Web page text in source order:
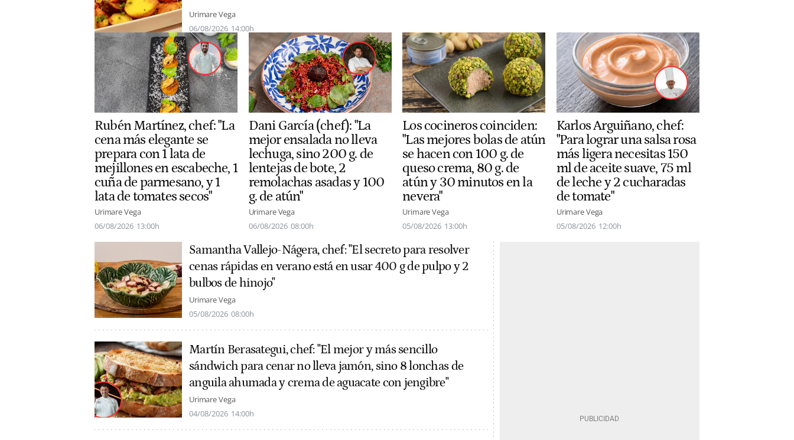
Urimare Vega
06/08/2026 14:00h
Rubén Martínez, chef: "La
cena más elegante se
prepara con 1 lata de
mejillones en escabeche, 1
cuña de parmesano, y 1
lata de tomates secos"
Urimare Vega
06/08/2026 13:00h
Dani García (chef): "La
mejor ensalada no lleva
lechuga, sino 200 g. de
lentejas de bote, 2
remolachas asadas y 100
g. de atún"
Urimare Vega
06/08/2026 08:00h
Los cocineros coinciden:
"Las mejores bolas de atún
se hacen con 100 g. de
queso crema, 80 g. de
atún y 30 minutos en la
nevera"
Urimare Vega
05/08/2026 13:00h
Karlos Arguiñano, chef:
"Para lograr una salsa rosa
más ligera necesitas 150
ml de aceite suave, 75 ml
de leche y 2 cucharadas
de tomate"
Urimare Vega
05/08/2026 12:00h
Samantha Vallejo-Nágera, chef: "El secreto para resolver
cenas rápidas en verano está en usar 400 g de pulpo y 2
bulbos de hinojo"
Urimare Vega
05/08/2026 08:00h
Martín Berasategui, chef: "El mejor y más sencillo
sándwich para cenar no lleva jamón, sino 8 lonchas de
anguila ahumada y crema de aguacate con jengibre"
Urimare Vega
04/08/2026 14:00h